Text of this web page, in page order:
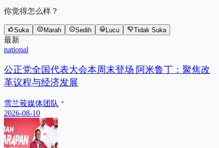
你觉得怎么样？
Suka Marah Sedih Lucu Tidak Suka
最新
national
公正党全国代表大会本周末登场 阿米鲁丁：聚焦改
革议程与经济发展
雪兰莪媒体团队
2026-08-10